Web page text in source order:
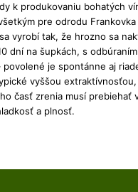
k produkovaniu bohatých
pre odrodu Frankovka
vyrobí tak, že hrozno sa
dní na šupkách, s
povolené je spontánne aj
vyššou
časť zrenia musí prebiehať
a plnosť.